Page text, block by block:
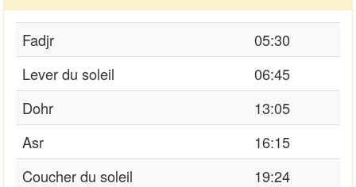
Fadjr
05:30
Lever du soleil
06:45
Dohr
13:05
Asr
16:15
Coucher du soleil
19:24